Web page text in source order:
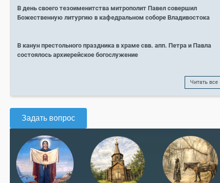
В день своего тезоименитства митрополит Павел совершил
Божественную литургию в кафедральном соборе Владивостока
В канун престольного праздника в храме свв. апп. Петра и Павла
состоялось архиерейское богослужение
Читать все
Задать вопрос